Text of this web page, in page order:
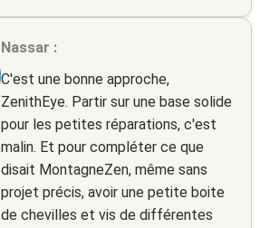
Nassar :
C'est une bonne approche,
ZenithEye. Partir sur une base solide
pour les petites réparations, c'est
malin. Et pour compléter ce que
disait MontagneZen, même sans
projet précis, avoir une petite boite
de chevilles et vis de différentes